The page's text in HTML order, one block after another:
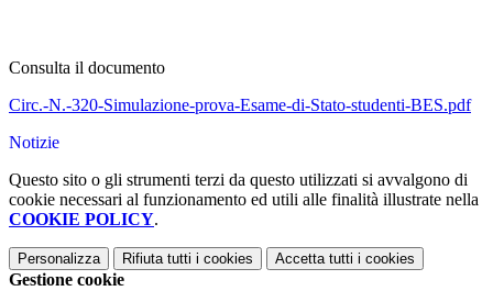
Consulta il documento
Circ.-N.-320-Simulazione-prova-Esame-di-Stato-studenti-BES.pdf
Notizie
Questo sito o gli strumenti terzi da questo utilizzati si avvalgono di
cookie necessari al funzionamento ed utili alle finalità illustrate nella
COOKIE POLICY.
Personalizza Rifiuta tutti i cookies Accetta tutti i cookies
Gestione cookie